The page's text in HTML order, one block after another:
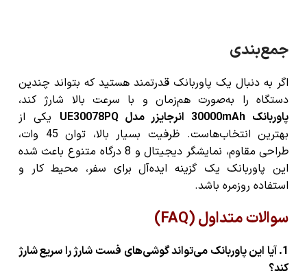
جمع‌بندی
اگر به دنبال یک پاوربانک قدرتمند هستید که بتواند چندین
دستگاه را به‌صورت هم‌زمان و با سرعت بالا شارژ کند،
پاوربانک 30000mAh انرجایزر مدل UE30078PQ
یکی از
بهترین انتخاب‌هاست. ظرفیت بسیار بالا، توان 45 وات،
طراحی مقاوم، نمایشگر دیجیتال و 8 درگاه متنوع باعث شده
این پاوربانک یک گزینه ایده‌آل برای سفر، محیط کار و
استفاده روزمره باشد.
سوالات متداول (FAQ)
1. آیا این پاوربانک می‌تواند گوشی‌های فست شارژ را سریع شارژ
کند؟